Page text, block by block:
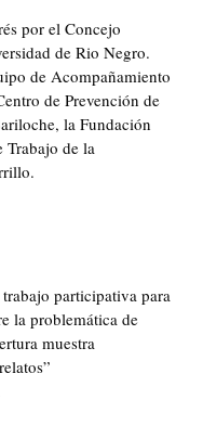
por el Concejo
de Rio Negro.
de Acompañamiento
de Prevención de
la Fundación
Trabajo de la
participativa para
la problemática de
muestra